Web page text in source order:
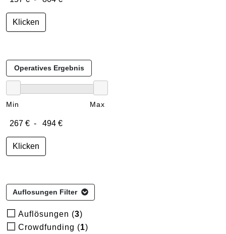
Klicken
Operatives Ergebnis
Min Max
Klicken
Auflosungen Filter
Auflösungen (3)
Crowdfunding (1)